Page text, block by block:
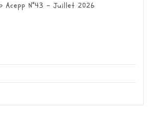
Acepp N°43 – Juillet 2026